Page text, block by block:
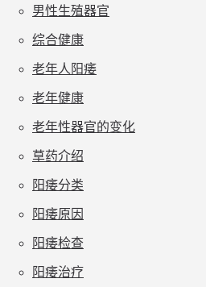
男性生殖器官
综合健康
老年人阳痿
老年健康
老年性器官的变化
草药介绍
阳痿分类
阳痿原因
阳痿检查
阳痿治疗